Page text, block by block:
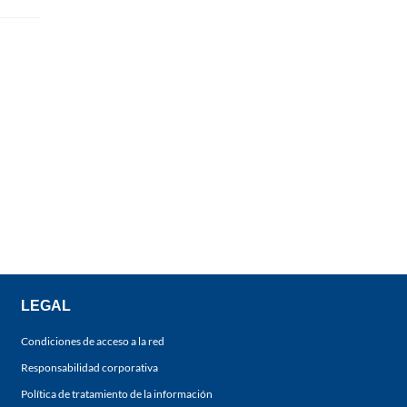
LEGAL
Condiciones de acceso a la red
Responsabilidad corporativa
Política de tratamiento de la información